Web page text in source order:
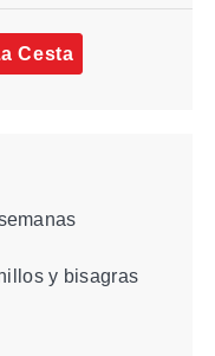
Cesta
y bisagras